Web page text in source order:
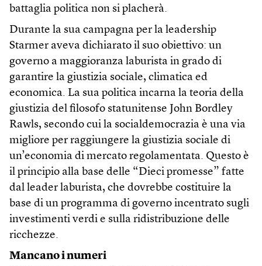
battaglia politica non si placherà.
Durante la sua campagna per la leadership
Starmer aveva dichiarato il suo obiettivo: un
governo a maggioranza laburista in grado di
garantire la giustizia sociale, climatica ed
economica. La sua politica incarna la teoria della
giustizia del filosofo statunitense John Bordley
Rawls, secondo cui la socialdemocrazia è una via
migliore per raggiungere la giustizia sociale di
un’economia di mercato regolamentata. Questo è
il principio alla base delle “Dieci promesse” fatte
dal leader laburista, che dovrebbe costituire la
base di un programma di governo incentrato sugli
investimenti verdi e sulla ridistribuzione delle
ricchezze.
Mancano i numeri